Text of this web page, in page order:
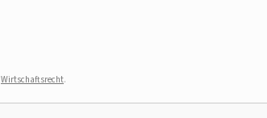
Wirtschaftsrecht.